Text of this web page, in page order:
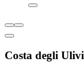
Costa degli Ulivi